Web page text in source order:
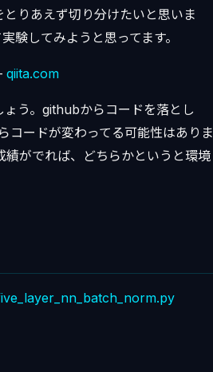
りあえず切り分けたいと思いま
験してみようと思ってます。
qiita.com
う。githubからコードを落とし
コードが変わってる可能性はありま
がでれば、どちらかというと環境